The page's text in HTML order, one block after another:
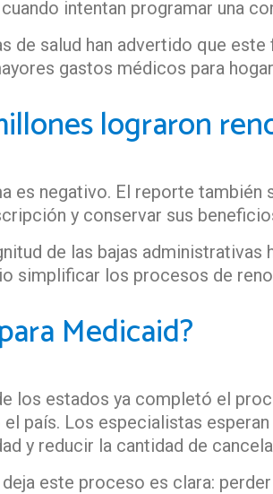
intentan programar una
de salud han advertido que
gastos médicos para
lograron
es negativo. El reporte
y conservar sus
de las bajas
simplificar los procesos de
Medicaid?
los estados ya completó el
país. Los especialistas
y reducir la cantidad de
este proceso es clara: